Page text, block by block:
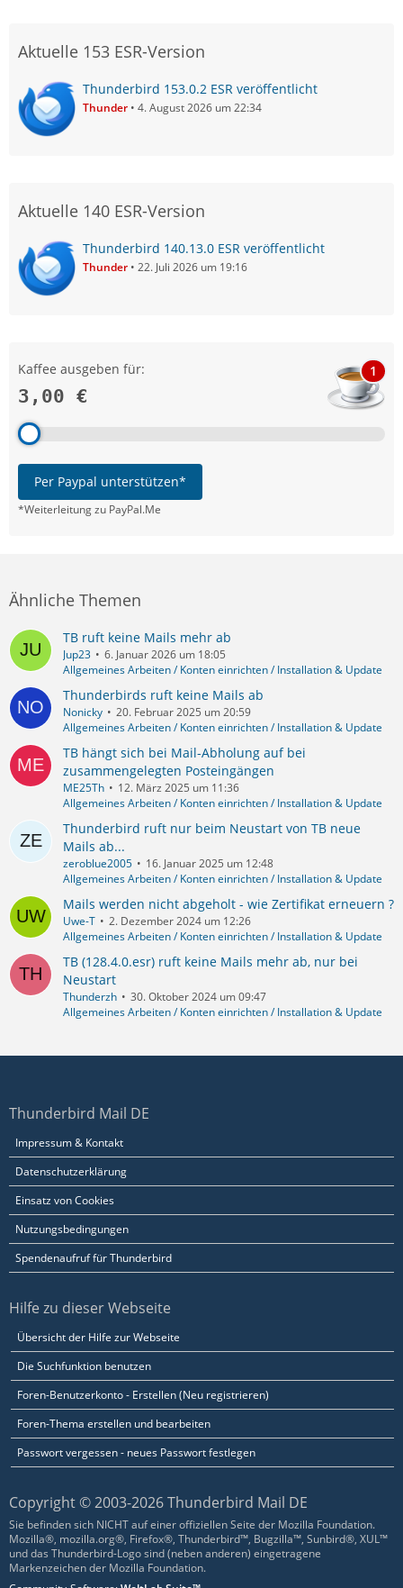
Aktuelle 153 ESR-Version
Thunderbird 153.0.2 ESR veröffentlicht
Thunder 4. August 2026 um 22:34
Aktuelle 140 ESR-Version
Thunderbird 140.13.0 ESR veröffentlicht
Thunder 22. Juli 2026 um 19:16
Kaffee ausgeben für:
3,00 €
1
Per Paypal unterstützen*
*Weiterleitung zu PayPal.Me
Ähnliche Themen
TB ruft keine Mails mehr ab
Jup23
6. Januar 2026 um 18:05
Allgemeines Arbeiten / Konten einrichten / Installation & Update
Thunderbirds ruft keine Mails ab
Nonicky
20. Februar 2025 um 20:59
Allgemeines Arbeiten / Konten einrichten / Installation & Update
TB hängt sich bei Mail-Abholung auf bei
zusammengelegten Posteingängen
ME25Th
12. März 2025 um 11:36
Allgemeines Arbeiten / Konten einrichten / Installation & Update
Thunderbird ruft nur beim Neustart von TB neue
Mails ab...
zeroblue2005
16. Januar 2025 um 12:48
Allgemeines Arbeiten / Konten einrichten / Installation & Update
Mails werden nicht abgeholt - wie Zertifikat erneuern ?
Uwe-T
2. Dezember 2024 um 12:26
Allgemeines Arbeiten / Konten einrichten / Installation & Update
TB (128.4.0.esr) ruft keine Mails mehr ab, nur bei
Neustart
Thunderzh
30. Oktober 2024 um 09:47
Allgemeines Arbeiten / Konten einrichten / Installation & Update
Thunderbird Mail DE
Impressum & Kontakt
Datenschutzerklärung
Einsatz von Cookies
Nutzungsbedingungen
Spendenaufruf für Thunderbird
Hilfe zu dieser Webseite
Übersicht der Hilfe zur Webseite
Die Suchfunktion benutzen
Foren-Benutzerkonto - Erstellen (Neu registrieren)
Foren-Thema erstellen und bearbeiten
Passwort vergessen - neues Passwort festlegen
Copyright © 2003-2026 Thunderbird Mail DE
Sie befinden sich NICHT auf einer offiziellen Seite der Mozilla Foundation.
Mozilla®, mozilla.org®, Firefox®, Thunderbird™, Bugzilla™, Sunbird®, XUL™
und das Thunderbird-Logo sind (neben anderen) eingetragene
Markenzeichen der Mozilla Foundation.